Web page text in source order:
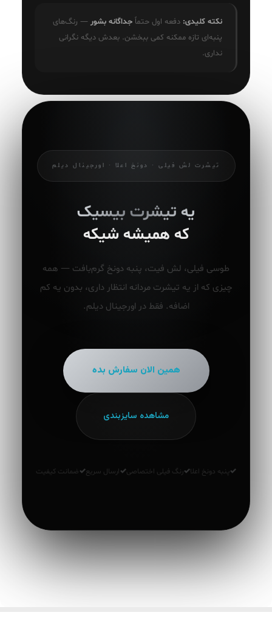
نکته کلیدی: دفعه اول حتماً جداگانه بشور — رنگ‌های
پنبه‌ای تازه ممکنه کمی ببخشن. بعدش دیگه نگرانی
نداری.
تیشرت لش فیلی · دونخ اعلا · اورجینال دیلم
یه تیشرت بیسیک
که همیشه شیکه
طوسی فیلی، لش فیت، پنبه دونخ گرم‌بافت — همه
چیزی که از یه تیشرت مردانه انتظار داری، بدون یه کم
اضافه. فقط در اورجینال دیلم.
همین الان سفارش بده
مشاهده سایزبندی
پنبه دونخ اعلا رنگ فیلی اختصاصی ارسال سریع ضمانت کیفیت